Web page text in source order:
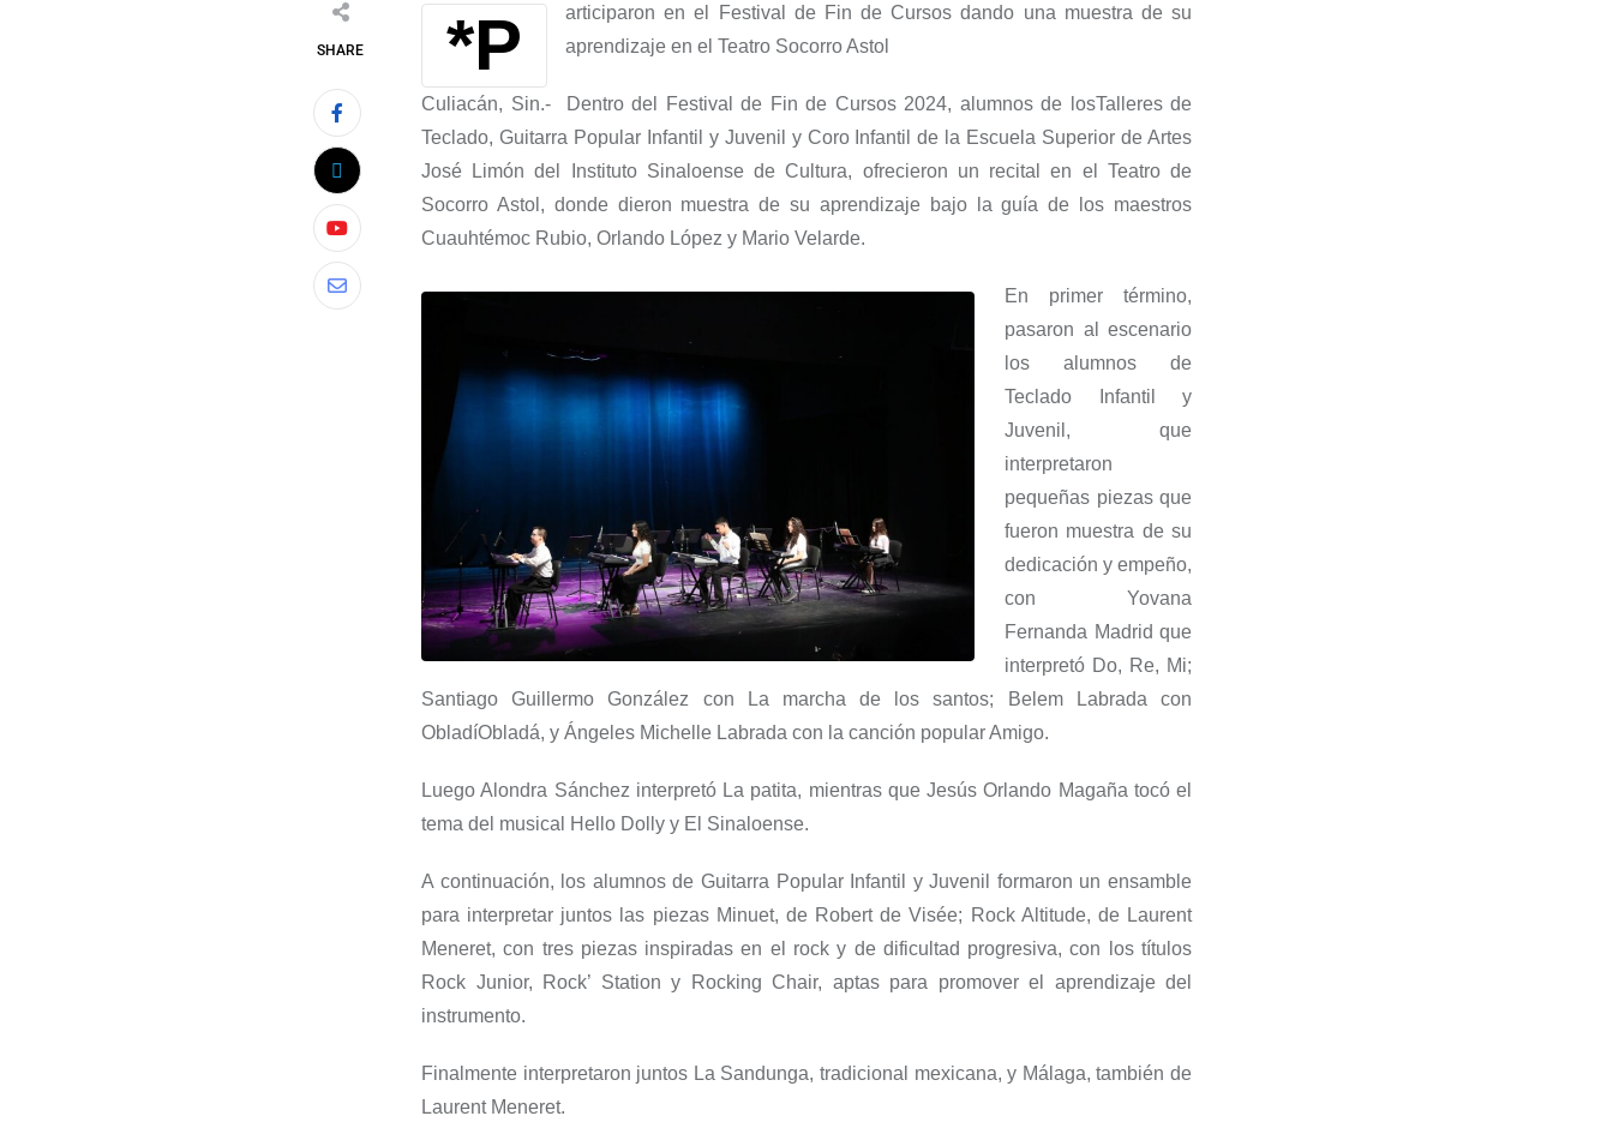
SHARE
*Participaron en el Festival de Fin de Cursos dando una muestra de su
aprendizaje en el Teatro Socorro Astol
Culiacán, Sin.- Dentro del Festival de Fin de Cursos2024, alumnos de losTalleresde
Teclado, Guitarra Popular Infantil y Juvenil y Coro Infantil
de la Escuela Superior de Artes
José Limón del Instituto Sinaloense de Cultura, ofrecieron un recital en el Teatro de
Socorro Astol, donde dieron muestra de su aprendizaje bajo la guía de los maestros
Cuauhtémoc Rubio, Orlando López y Mario Velarde.
En primer término,
pasaron al escenario
los alumnos de
Teclado Infantil y
Juvenil , que
interpretaron
pequeñas piezas que
fueron muestra de su
dedicación y empeño,
con Yovana
Fernanda Madrid que
interpretó Do, Re, Mi;
Santiago Guillermo González con La marcha de los santos; Belem Labradacon
ObladíObladá, y Ángeles Michelle Labrada con la canción popularAmigo.
LuegoAlondra Sánchez interpretó La patita, mientras que Jesús Orlando Magaña tocó el
tema del musical Hello Dolly y El Sinaloense.
A continuación, los alumnos de Guitarra Popular Infantil y Juvenil
formaron un ensamble
para interpretar juntos las piezas Minuet, de Robert deVisée; Rock Altitude, de Laurent
Meneret, con tres piezas inspiradas en el rock y de dificultad progresiva,con los títulos
Rock Junior, Rock’ Station y Rocking Chair, aptas para promover el aprendizaje del
instrumento.
Finalmente interpretaron juntos La Sandunga, tradicional mexicana, y Málaga, también de
Laurent Meneret.